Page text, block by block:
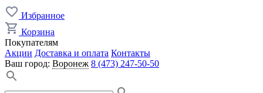
Избранное
Корзина
Покупателям
Акции Доставка и оплата Контакты
Ваш город: Воронеж 8 (473) 247-50-50